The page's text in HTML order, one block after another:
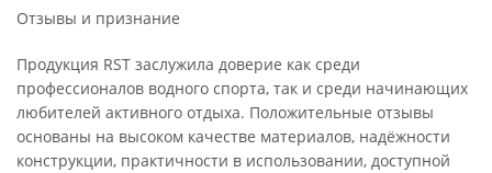
Отзывы и признание
Продукция RST заслужила доверие как среди
профессионалов водного спорта, так и среди начинающих
любителей активного отдыха. Положительные отзывы
основаны на высоком качестве материалов, надёжности
конструкции, практичности в использовании, доступной